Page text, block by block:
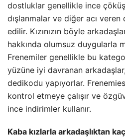
dostluklar genellikle ince
dışlanmalar ve diğer acı
edilir. Kızınızın böyle
hakkında olumsuz duygularla
Frenemiler genellikle bu
yüzüne iyi davranan
dedikodu yapıyorlar.
kontrol etmeye çalışır ve
ince indirimler kullanır.
Kaba kızlarla arkadaşlıktan